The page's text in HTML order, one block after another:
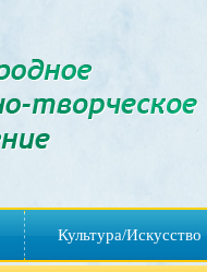
Культура/Искусство